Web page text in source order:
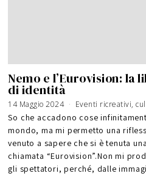
Nemo e l’Eurovision: la
di identità
14 Maggio 2024 Eventi ricreativi,
So che accadono cose
mondo, ma mi permetto una
venuto a sapere che si è tenuta
chiamata “Eurovision”.Non mi
gli spettatori, perché, dalle